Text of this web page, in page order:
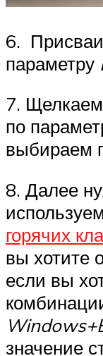
6.
параметру
7.
по
выбираем
8. Далее
горячих
вы хотите
если вы
значение